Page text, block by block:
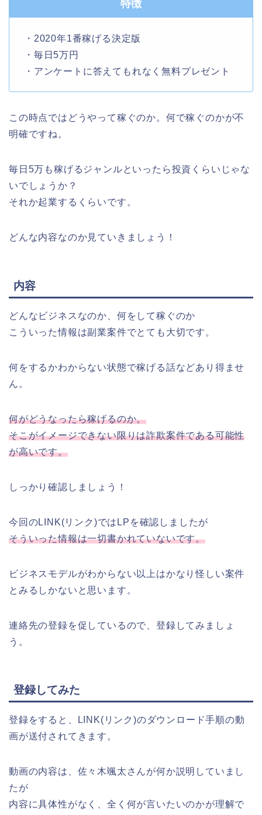
特徴
・2020年1番稼げる決定版
・毎日5万円
・アンケートに答えてもれなく無料プレゼント
この時点ではどうやって稼ぐのか。何で稼ぐのかが不
明確ですね。
毎日5万も稼げるジャンルといったら投資くらいじゃな
いでしょうか？
それか起業するくらいです。
どんな内容なのか見ていきましょう！
内容
どんなビジネスなのか、何をして稼ぐのか
こういった情報は副業案件でとても大切です。
何をするかわからない状態で稼げる話などあり得ませ
ん。
何がどうなったら稼げるのか。
そこがイメージできない限りは詐欺案件である可能性
が高いです。
しっかり確認しましょう！
今回のLINK(リンク)ではLPを確認しましたが
そういった情報は一切書かれていないです。
ビジネスモデルがわからない以上はかなり怪しい案件
とみるしかないと思います。
連絡先の登録を促しているので、登録してみましょ
う。
登録してみた
登録をすると、LINK(リンク)のダウンロード手順の動
画が送付されてきます。
動画の内容は、佐々木颯太さんが何か説明していまし
たが
内容に具体性がなく、全く何が言いたいのかが理解で